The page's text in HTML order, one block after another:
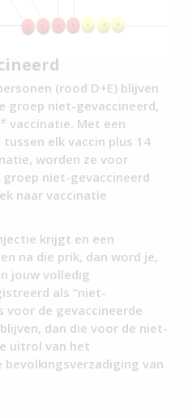
(rood D+E) blijven
groep niet-gevaccineerd,
e vaccinatie. Met een
elk vaccin plus 14
worden ze voor
niet-gevaccineerd
naar vaccinatie
krijgt en een
na die prik, dan word je,
jouw volledig
als “niet-
voor de gevaccineerde
dan die voor de niet-
uitrol van het
van